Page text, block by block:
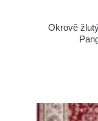
Okrově